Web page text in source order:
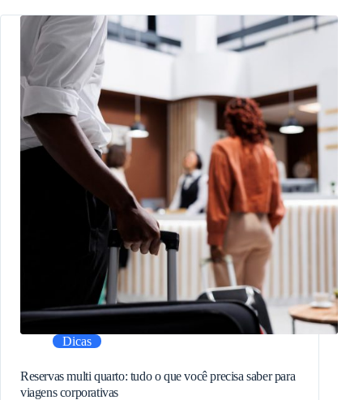
Dicas
Reservas multi quarto: tudo o que você precisa saber para
viagens corporativas